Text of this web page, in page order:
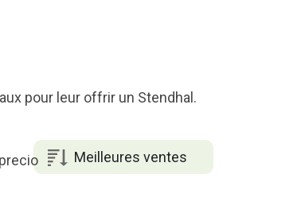
pour leur offrir un Stendhal.
Meilleures ventes